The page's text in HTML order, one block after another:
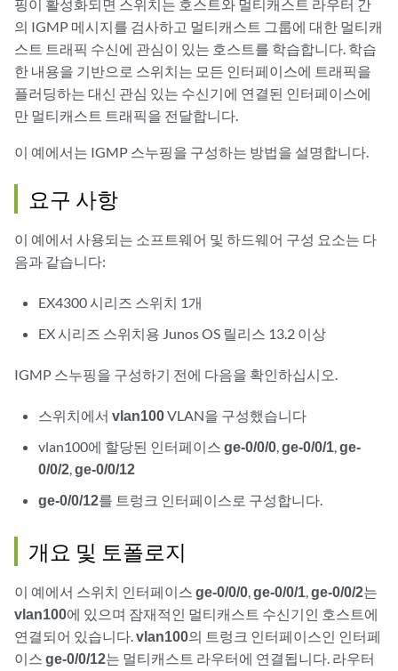
핑이 활성화되면 스위치는 호스트와 멀티캐스트 라우터 간
의 IGMP 메시지를 검사하고 멀티캐스트 그룹에 대한 멀티캐
스트 트래픽 수신에 관심이 있는 호스트를 학습합니다. 학습
한 내용을 기반으로 스위치는 모든 인터페이스에 트래픽을
플러딩하는 대신 관심 있는 수신기에 연결된 인터페이스에
만 멀티캐스트 트래픽을 전달합니다.
이 예에서는 IGMP 스누핑을 구성하는 방법을 설명합니다.
요구 사항
이 예에서 사용되는 소프트웨어 및 하드웨어 구성 요소는 다
음과 같습니다:
EX4300 시리즈 스위치 1개
EX 시리즈 스위치용 Junos OS 릴리스 13.2 이상
IGMP 스누핑을 구성하기 전에 다음을 확인하십시오.
스위치에서vlan100VLAN을 구성했습니다
vlan100에 할당된 인터페이스ge-0/0/0,ge-0/0/1,ge-
0/0/2,ge-0/0/12
ge-0/0/12를 트렁크 인터페이스로 구성합니다.
개요 및 토폴로지
이 예에서 스위치 인터페이스 ge-0/0/0,ge-0/0/1,ge-0/0/2는
vlan100에 있으며 잠재적인 멀티캐스트 수신기인 호스트에
연결되어 있습니다.vlan100의 트렁크 인터페이스인 인터페
이스 ge-0/0/12는 멀티캐스트 라우터에 연결됩니다. 라우터